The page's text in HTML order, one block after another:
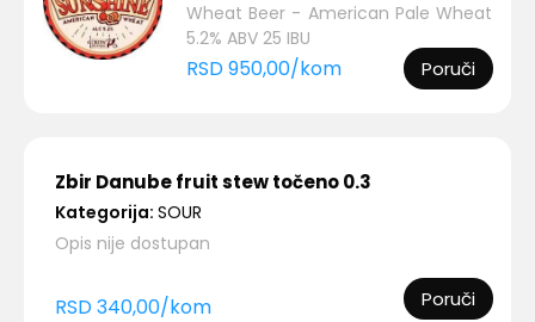
Wheat Beer - American Pale Wheat
5.2% ABV 25 IBU
RSD950,00/kom Poruči
Zbir Danube fruit stew točeno 0.3
Kategorija: SOUR
Opis nije dostupan
RSD340,00/kom Poruči